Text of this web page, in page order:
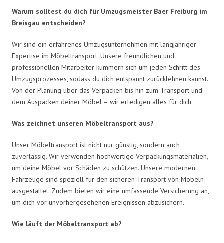
Warum solltest du dich für Umzugsmeister Baer Freiburg im
Breisgau entscheiden?
Wir sind ein erfahrenes Umzugsunternehmen mit langjähriger
Expertise im Möbeltransport. Unsere freundlichen und
professionellen Mitarbeiter kümmern sich um jeden Schritt des
Umzugsprozesses, sodass du dich entspannt zurücklehnen kannst.
Von der Planung über das Verpacken bis hin zum Transport und
dem Auspacken deiner Möbel – wir erledigen alles für dich.
Was zeichnet unseren Möbeltransport aus?
Unser Möbeltransport ist nicht nur günstig, sondern auch
zuverlässig. Wir verwenden hochwertige Verpackungsmaterialien,
um deine Möbel vor Schäden zu schützen. Unsere modernen
Fahrzeuge sind speziell für den sicheren Transport von Möbeln
ausgestattet. Zudem bieten wir eine umfassende Versicherung an,
um dich vor unvorhergesehenen Ereignissen abzusichern.
Wie läuft der Möbeltransport ab?